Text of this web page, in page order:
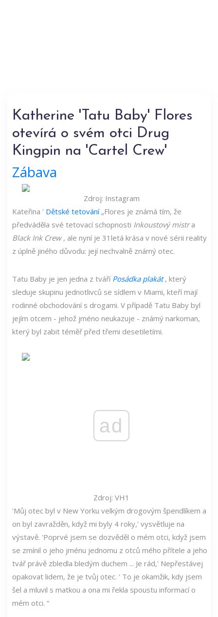
Katherine 'Tatu Baby' Flores
otevírá o svém otci Drug
Kingpin na 'Cartel Crew'
Zábava
Zdroj: Instagram
Kateřina ' Dětské tetování„Flores je známá tím, že
předváděla své tetovací schopnosti Inkoustový mistra
Black Ink Crew, ale nyní je 31letá krása v nové sérii reality
z úplně jiného důvodu: její nechvalně známý otec.
Tatu Baby je jen jedna z tváří Posádka plakát , který
sleduje skupinu jednotlivců se sídlem v Miami, kteří mají
rodinné obchodování s drogami. V případě Tatu Baby byl
jejím otcem - jehož jméno neukazuje - známý narkoman,
který byl zabit téměř před třemi desetiletími.
ad
Zdroj: VH1
'Můj otec byl v New Yorku velkým drogovým špendlíkem a
on byl zavražděn, když mi byly 4 roky,' vysvětluje na
výstavě. 'Poprvé jsem se dozvěděl o mém otci, když jsem
se zmínil o jeho jménu jednomu z otců mého přítele a jeho
tvář právě zbledla bledým duchem ... Je rád,' Nepřestávej
opakovat lidem, že je tvůj otec. ' To je okamžik, kdy jsem
šel a mluvil s matkou a ona mi řekla spoustu informací o
mém otci. “